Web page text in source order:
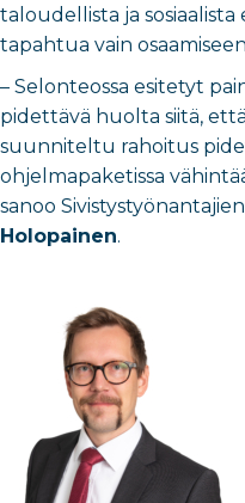
taloudellista ja
tapahtua vain
– Selonteossa esitetyt
pidettävä huolta siitä,
suunniteltu rahoitus
ohjelmapaketissa
sanoo
Holopainen.